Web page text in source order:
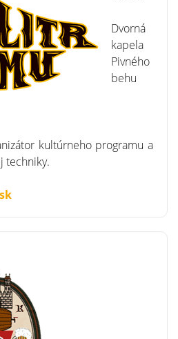
Dvorná
kapela
Pivného
behu
kultúrneho programu a
techniky.